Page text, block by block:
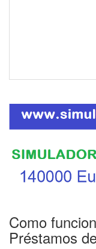
Como
Préstamos